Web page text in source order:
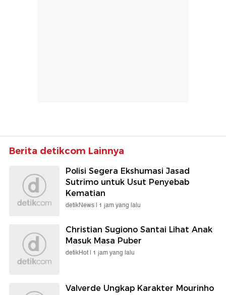
Berita detikcom Lainnya
Polisi Segera Ekshumasi Jasad
Sutrimo untuk Usut Penyebab
Kematian
detikNews | 1 jam yang lalu
Christian Sugiono Santai Lihat Anak
Masuk Masa Puber
detikHot | 1 jam yang lalu
Valverde Ungkap Karakter Mourinho